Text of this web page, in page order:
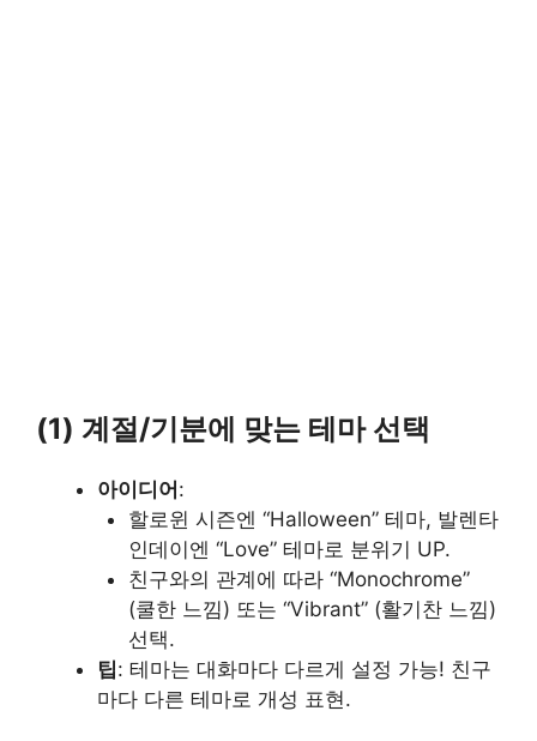
(1) 계절/기분에 맞는 테마 선택
아이디어 :
할로윈 시즌엔 “Halloween” 테마, 발렌타
인데이엔 “Love” 테마로 분위기 UP.
친구와의 관계에 따라 “Monochrome”
(쿨한 느낌) 또는 “Vibrant” (활기찬 느낌)
선택.
팁: 테마는 대화마다 다르게 설정 가능! 친구
마다 다른 테마로 개성 표현.